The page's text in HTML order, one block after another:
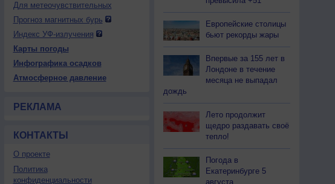
Для метеочувствительных
Прогноз магнитных бурь
Индекс УФ-излучения
Карты погоды
Инфографика осадков
Атмосферное давление
РЕКЛАМА
КОНТАКТЫ
О проекте
Политика
конфиденциальности
Европейские столицы
бьют рекорды жары
Впервые за 155 лет в
Лондоне в течение
месяца не выпадал
дождь
Лето продолжит
щедро раздавать своё
тепло!
Погода в
Екатеринбурге 5
августа